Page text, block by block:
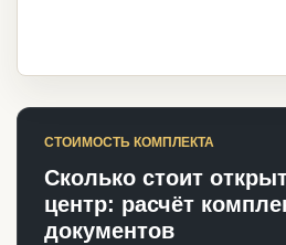
СТОИМОСТЬ КОМПЛЕКТА
Сколько стоит
центр: расчёт
документов